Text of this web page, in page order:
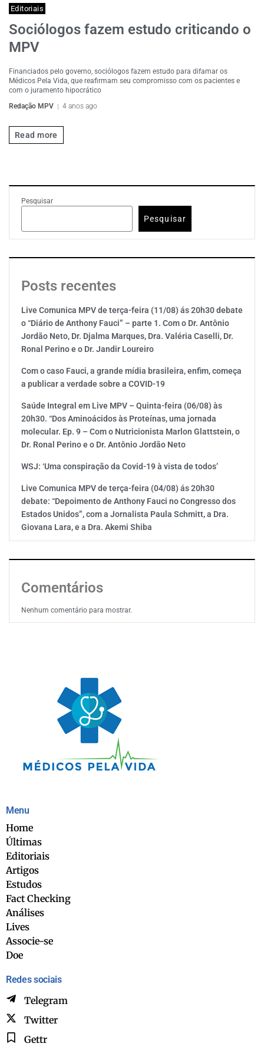
Editoriais
Sociólogos fazem estudo criticando o
MPV
Financiados pelo governo, sociólogos fazem estudo para difamar os
Médicos Pela Vida, que reafirmam seu compromisso com os pacientes e
com o juramento hipocrático
Redação MPV
4 anos ago
Read more
Pesquisar
Pesquisar
Posts recentes
Live Comunica MPV de terça-feira (11/08) ás 20h30 debate
o “Diário de Anthony Fauci” – parte 1. Com o Dr. Antônio
Jordão Neto, Dr. Djalma Marques, Dra. Valéria Caselli, Dr.
Ronal Perino e o Dr. Jandir Loureiro
Com o caso Fauci, a grande mídia brasileira, enfim, começa
a publicar a verdade sobre a COVID-19
Saúde Integral em Live MPV – Quinta-feira (06/08) às
20h30. “Dos Aminoácidos às Proteínas, uma jornada
molecular. Ep. 9 – Com o Nutricionista Marlon Glattstein, o
Dr. Ronal Perino e o Dr. Antônio Jordão Neto
WSJ: ‘Uma conspiração da Covid-19 à vista de todos’
Live Comunica MPV de terça-feira (04/08) ás 20h30
debate: “Depoimento de Anthony Fauci no Congresso dos
Estados Unidos”, com a Jornalista Paula Schmitt, a Dra.
Giovana Lara, e a Dra. Akemi Shiba
Comentários
Nenhum comentário para mostrar.
Menu
Home
Últimas
Editoriais
Artigos
Estudos
Fact Checking
Análises
Lives
Associe-se
Doe
Redes sociais
Telegram
Twitter
Gettr